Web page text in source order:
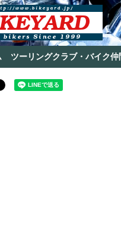
ツーリングクラブ・バイク仲